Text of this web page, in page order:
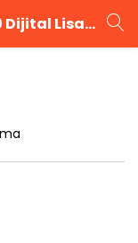
Adobe Master Collection 2020 Dijital Lisans Anahtarı
KAYIT OL